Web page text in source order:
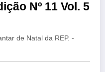
Nº 11 Vol. 5
de Natal da REP. -